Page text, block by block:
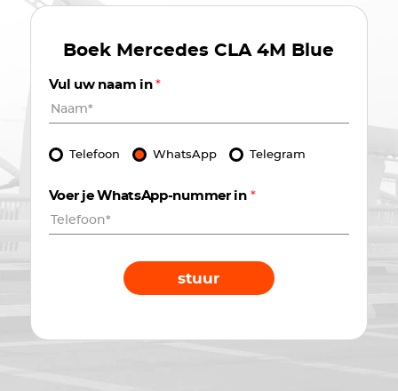
Boek Mercedes CLA 4M Blue
Vul uw naam in*
Telefoon WhatsApp Telegram
Voer je WhatsApp-nummer in *
stuur